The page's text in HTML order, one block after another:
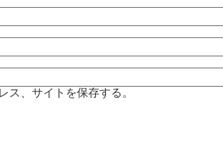
、サイトを保存する。